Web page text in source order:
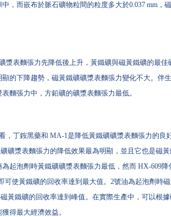
，而嵌布於脈石礦物粒間的粒度多大於0.037 mm，
漿表麵張力先降低後上升，黃鐵礦與磁黃鐵礦的最佳
的下降趨勢，磁黃鐵礦礦漿表麵張力變化不大。伴
麵張力中，方鉛礦的礦漿表麵張力最低。
，丁銨黑藥和 MA-1是降低黃鐵礦礦漿表麵張力的良
礦漿表麵張力的降低效果最為明顯，並且它也是磁
起泡劑時黃鐵礦礦漿表麵張力最低，然而 HX-609
使黃鐵礦的回收率達到最大值。2號油為起泡劑時
黃鐵礦的回收率達到峰值。在實際生產中，可以根
得最大經濟效益。